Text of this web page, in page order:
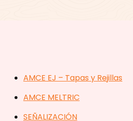
AMCE EJ – Tapas y Rejillas
AMCE MELTRIC
SEÑALIZACIÓN